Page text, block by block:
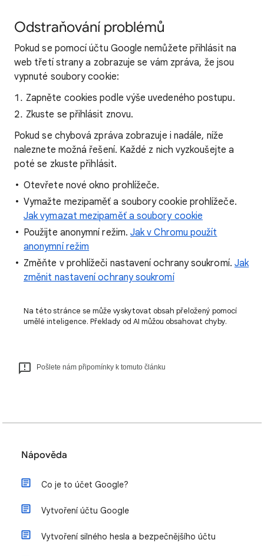
Odstraňování problémů
Pokud se pomocí účtu Google nemůžete přihlásit na
web třetí strany a zobrazuje se vám zpráva, že jsou
vypnuté soubory cookie:
Zapněte cookies podle výše uvedeného postupu.
Zkuste se přihlásit znovu.
Pokud se chybová zpráva zobrazuje i nadále, níže
naleznete možná řešení. Každé z nich vyzkoušejte a
poté se zkuste přihlásit.
Otevřete nové okno prohlížeče.
Vymažte mezipaměť a soubory cookie prohlížeče.
Jak vymazat mezipaměť a soubory cookie
Použijte anonymní režim. Jak v Chromu použít
anonymní režim
Změňte v prohlížeči nastavení ochrany soukromí. Jak
změnit nastavení ochrany soukromí
Na této stránce se může vyskytovat obsah přeložený pomocí
umělé inteligence. Překlady od AI můžou obsahovat chyby.
Pošlete nám připomínky k tomuto článku
Nápověda
Co je to účet Google?
Vytvoření účtu Google
Vytvoření silného hesla a bezpečnějšího účtu